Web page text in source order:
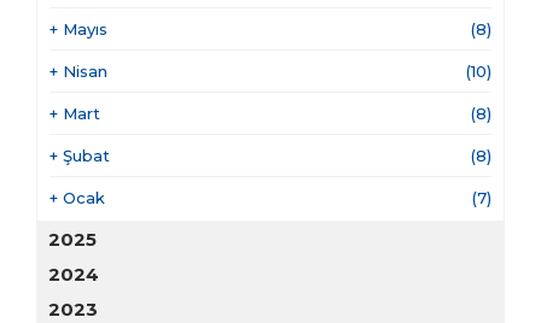
+ Mayıs (8)
+ Nisan (10)
+ Mart (8)
+ Şubat (8)
+ Ocak (7)
2025
2024
2023